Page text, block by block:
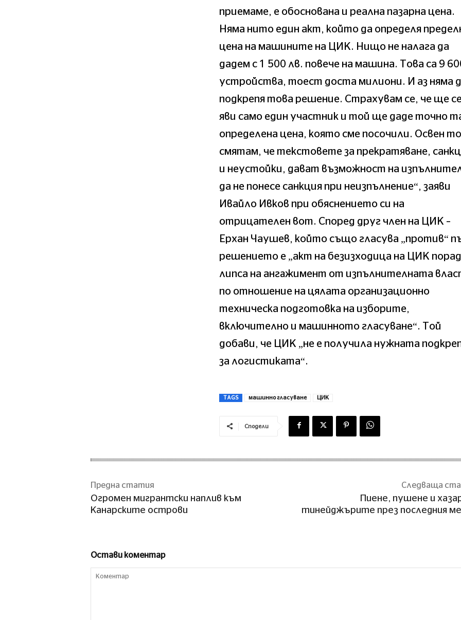
приемаме, е обоснована и реална пазарна цена.
Няма нито един акт, който да определя
цена на машините на ЦИК. Нищо не налага да
дадем с 1 500 лв. повече на машина. Това са 9
устройства, тоест доста милиони. И аз няма
подкрепя това решение. Страхувам се, че ще
яви само един участник и той ще даде точно
определена цена, която сме посочили. Освен
смятам, че текстовете за прекратяване,
и неустойки, дават възможност на
да не понесе санкция при неизпълнение“, заяви
Ивайло Ивков при обяснението си на
отрицателен вот. Според друг член на ЦИК –
Ерхан Чаушев, който също гласува „против“
решението е „акт на безизходица на ЦИК
липса на ангaжимент от изпълнителната
по отношение на цялата организационно
техническа подготовка на изборите,
включително и машинното гласуване“. Той
добави, че ЦИК „не е получила нужната
за логистиката“.
TAGS машинно гласуване ЦИК
Сподели
Предна статия
Огромен мигрантски наплив към
Канарските острови
Следваща
Пиене, пушене и
тинейджърите през последния
Остави коментар